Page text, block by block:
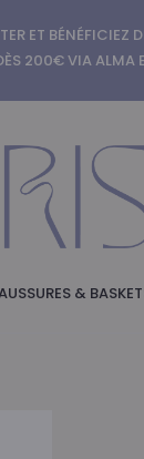
ET BÉNÉFICIEZ
200€ VIA ALMA
&